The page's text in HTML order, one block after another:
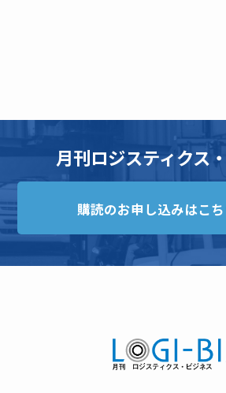
月刊ロジスティクス
購読のお申し込みはこ